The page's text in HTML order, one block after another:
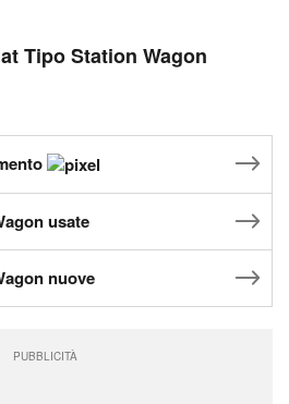
Tipo Station Wagon
usate
nuove
PUBBLICITÀ